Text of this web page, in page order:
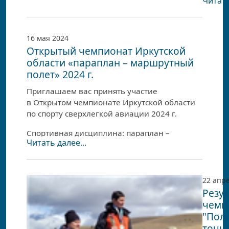
16 мая 2024
Открытый чемпионат Иркутской
области «параплан – маршрутный
полет» 2024 г.
Приглашаем вас принять участие
в Открытом чемпионате Иркутской области
по спорту сверхлегкой авиации 2024 г.
Спортивная дисциплина: параплан –
маршрутный полет
16 июня 2024 г.
Читать далее...
22